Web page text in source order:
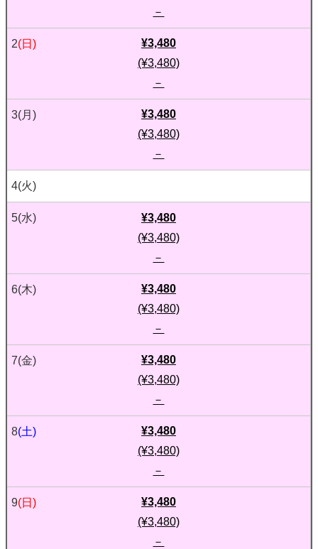
－
2(日)
¥3,480
(¥3,480)
－
3(月)
¥3,480
(¥3,480)
－
4(火)
5(水)
¥3,480
(¥3,480)
－
6(木)
¥3,480
(¥3,480)
－
7(金)
¥3,480
(¥3,480)
－
8(土)
¥3,480
(¥3,480)
－
9(日)
¥3,480
(¥3,480)
－